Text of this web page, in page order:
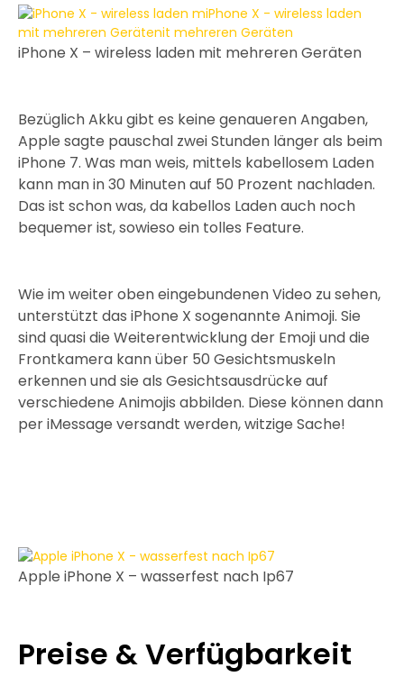
iPhone X – wireless laden mit mehreren Geräten
Bezüglich Akku gibt es keine genaueren Angaben,
Apple sagte pauschal zwei Stunden länger als beim
iPhone 7. Was man weis, mittels kabellosem Laden
kann man in 30 Minuten auf 50 Prozent nachladen.
Das ist schon was, da kabellos Laden auch noch
bequemer ist, sowieso ein tolles Feature.
Wie im weiter oben eingebundenen Video zu sehen,
unterstützt das iPhone X sogenannte Animoji. Sie
sind quasi die Weiterentwicklung der Emoji und die
Frontkamera kann über 50 Gesichtsmuskeln
erkennen und sie als Gesichtsausdrücke auf
verschiedene Animojis abbilden. Diese können dann
per iMessage versandt werden, witzige Sache!
Apple iPhone X – wasserfest nach Ip67
Preise & Verfügbarkeit